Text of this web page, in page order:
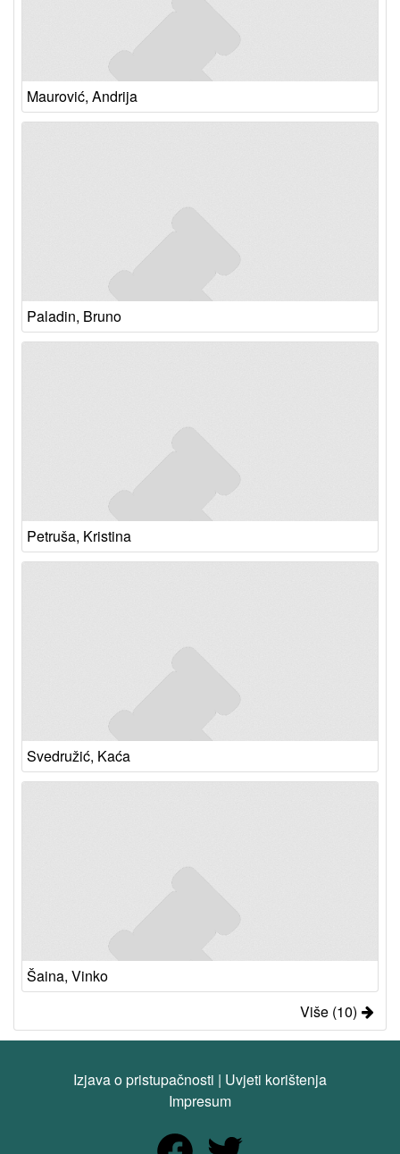
Maurović, Andrija
Paladin, Bruno
Petruša, Kristina
Svedružić, Kaća
Šaina, Vinko
Više (10)
Izjava o pristupačnosti | Uvjeti korištenja
Impresum